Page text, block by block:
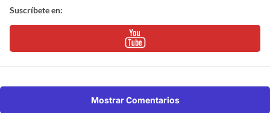
Suscríbete en:
Mostrar Comentarios